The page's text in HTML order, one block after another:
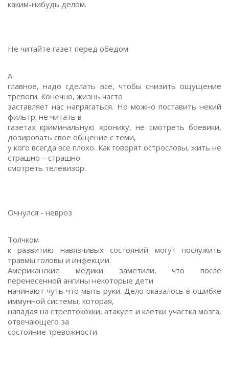
каким-нибудь делом.
Не читайте газет перед обедом
А
главное, надо сделать все, чтобы снизить ощущение
тревоги. Конечно, жизнь часто
заставляет нас напрягаться. Но можно поставить некий
фильтр: не читать в
газетах криминальную хронику, не смотреть боевики,
дозировать свое общение с теми,
у кого всегда все плохо. Как говорят острословы, жить не
страшно – страшно
смотреть телевизор.
Очнулся - невроз
Толчком
к развитию навязчивых состояний могут послужить
травмы головы и инфекции.
Американские медики заметили, что после
перенесенной ангины некоторые дети
начинают чуть что мыть руки. Дело оказалось в ошибке
иммунной системы, которая,
нападая на стрептококки, атакует и клетки участка мозга,
отвечающего за
состояние тревожности.